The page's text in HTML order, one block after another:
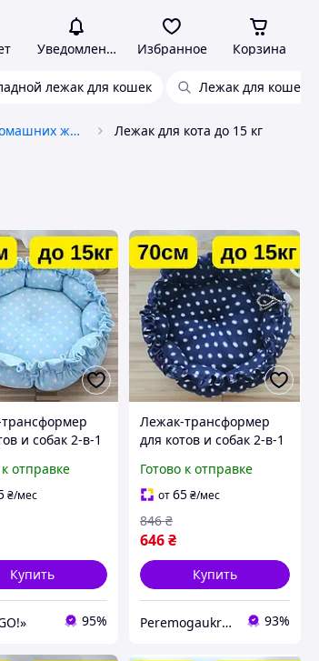
Уведомления Избранное Корзина
лежак для кошек Лежак для
Спальные места для домашних животных Лежак для кота до 15 кг
и собак 2-в-1
теплый
отправке
₴/мес
Купить
95%
Лежак-трансформер
для котов и собак 2-в-1
домик-коврик
KT8004663
Готово к отправке
от65₴/мес
646₴
846 ₴
Купить
Peremogaukraine.com Милитарные товары и снаряжение 93%